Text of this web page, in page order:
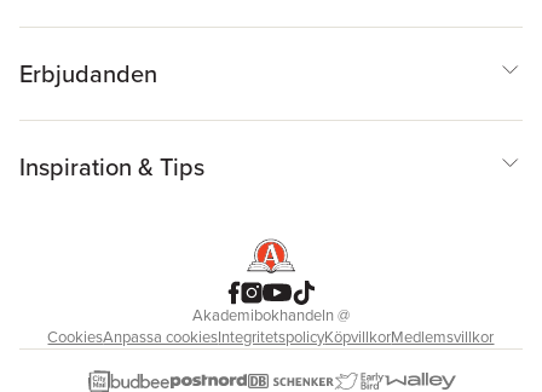
Erbjudanden
Inspiration & Tips
Akademibokhandeln@
CookiesAnpassa cookiesIntegritetspolicyKöpvillkorMedlemsvillkor